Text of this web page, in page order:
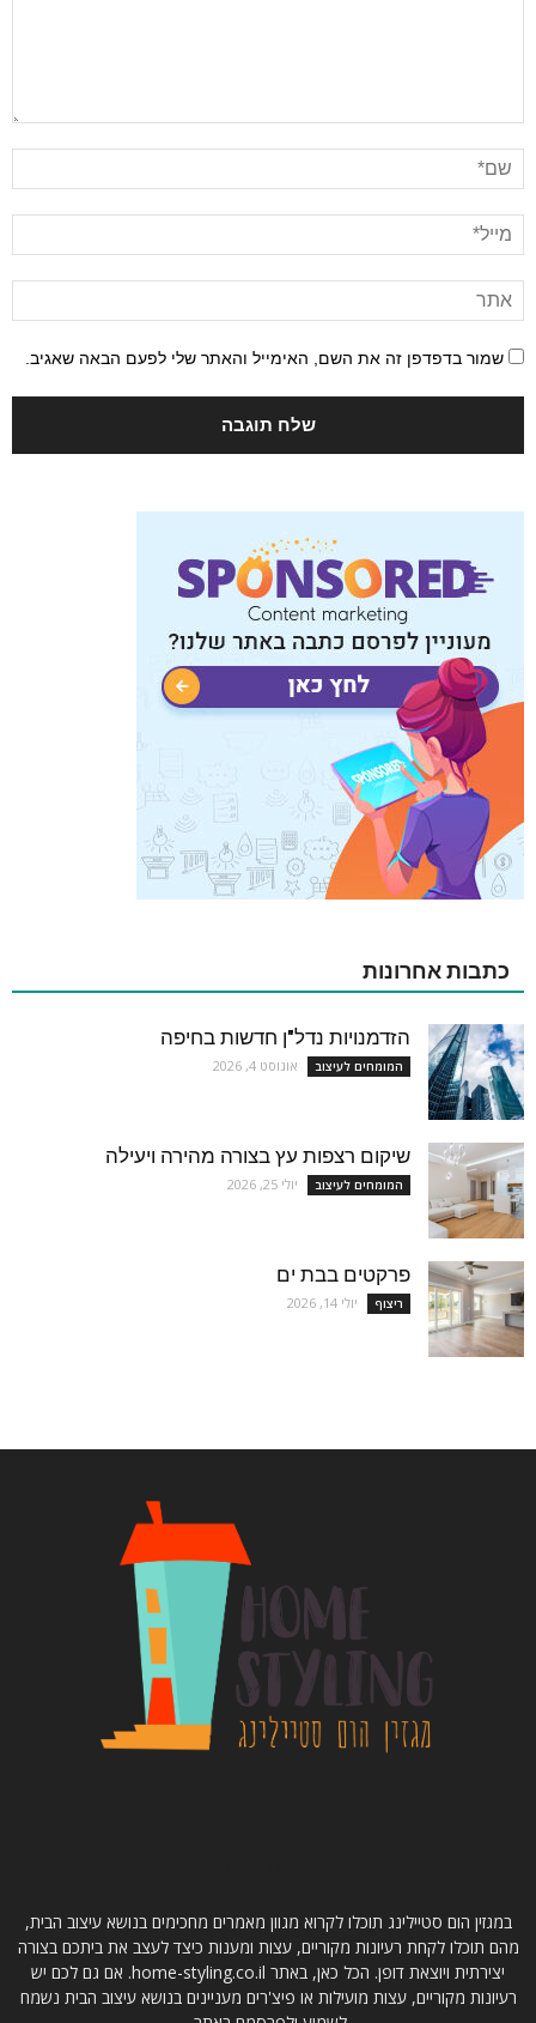
שמור בדפדפן זה את השם, האימייל והאתר שלי לפעם הבאה שאגיב.
כתבות אחרונות
הזדמנויות נדל"ן חדשות בחיפה
המומחים לעיצוב אוגוסט 4, 2026
שיקום רצפות עץ בצורה מהירה ויעילה
המומחים לעיצוב יולי 25, 2026
פרקטים בבת ים
ריצוף יולי 14, 2026
במגזין הום סטיילינג תוכלו לקרוא מגוון מאמרים מחכימים בנושא עיצוב הבית,
מהם תוכלו לקחת רעיונות מקוריים, עצות ומענות כיצד לעצב את ביתכם בצורה
יצירתית ויוצאת דופן. הכל כאן, באתר home-styling.co.il. אם גם לכם יש
רעיונות מקוריים, עצות מועילות או פיצ'רים מעניינים בנושא עיצוב הבית נשמח